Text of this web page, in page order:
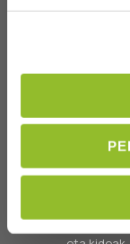
Nortzuk
Gobernu